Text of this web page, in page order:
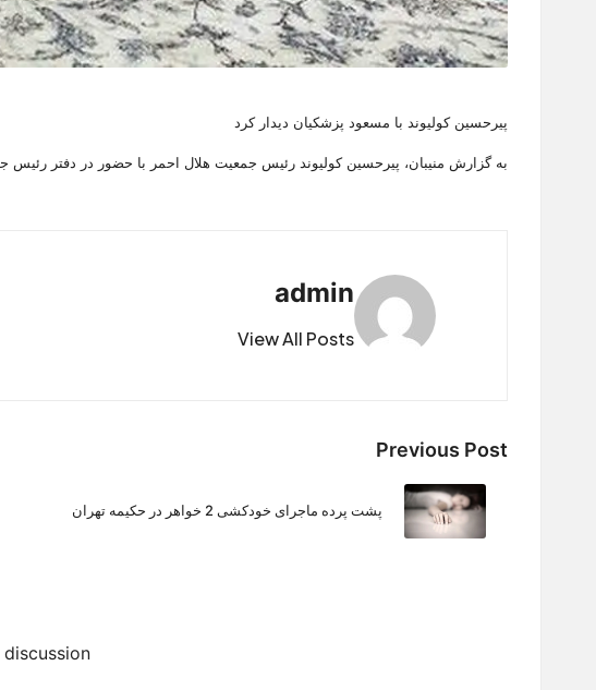
پیرحسین کولیوند با مسعود پزشکیان دیدار کرد
به گزارش منیبان، پیرحسین کولیوند رئیس جمعیت هلال احمر با حضور در دفتر
admin
View All Posts
Post
navigation
Previous Post
پشت پرده ماجرای خودکشی 2 خواهر در حکیمه تهران